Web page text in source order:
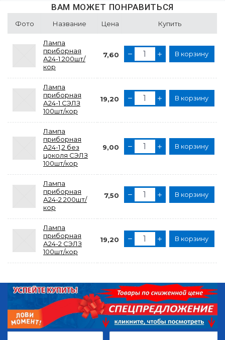
ВАМ МОЖЕТ ПОНРАВИТЬСЯ
Фото Название Цена Купить
Лампа
приборная
А24-1 200шт/
кор
7,60 В корзину
Лампа
приборная
А24-1 СЭЛЗ
100шт/кор
19,20 В корзину
Лампа
приборная
А24-1,2 без
цоколя СЭЛЗ
100шт/кор
9,00 В корзину
Лампа
приборная
А24-2 200шт/
кор
7,50 В корзину
Лампа
приборная
А24-2 СЭЛЗ
100шт/кор
19,20 В корзину